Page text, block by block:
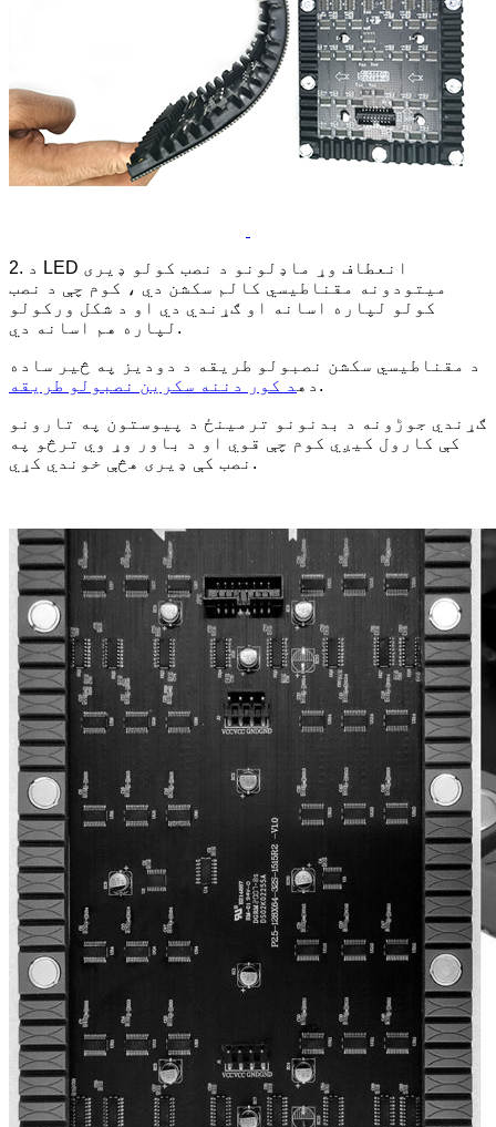
2. د LED انعطاف وړ ماډلونو د نصب کولو ډیری
میتودونه مقناطیسي کالم سکشن دي ، کوم چې د نصب
کولو لپاره اسانه او ګړندي دي او د شکل ورکولو
لپاره هم اسانه دي.
د مقناطیسي سکشن نصبولو طریقه د دودیز په څیر ساده
ده د کور دننه سکرین نصبولو طریقه
.
ګړندي جوڑونه د بدنونو ترمینځ د پیوستون په تارونو
کې کارول کیږي کوم چې قوي او د باور وړ وي ترڅو په
نصب کې ډیری هڅې خوندي کړي.